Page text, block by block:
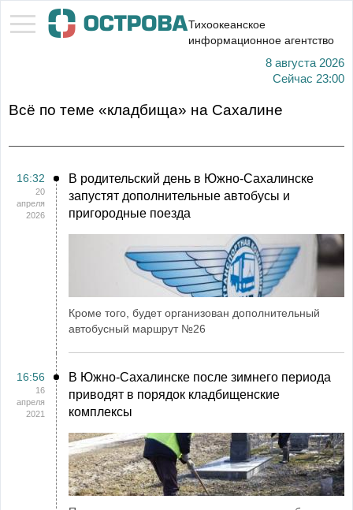
Тихоокеанское
информационное агентство
8 августа 2026
Сейчас 23:00
Всё по теме «кладбища» на Сахалине
16:32
20
апреля
2026
В родительский день в Южно-Сахалинске
запустят дополнительные автобусы и
пригородные поезда
Кроме того, будет организован дополнительный
автобусный маршрут №26
16:56
16
апреля
2021
В Южно-Сахалинске после зимнего периода
приводят в порядок кладбищенские
комплексы